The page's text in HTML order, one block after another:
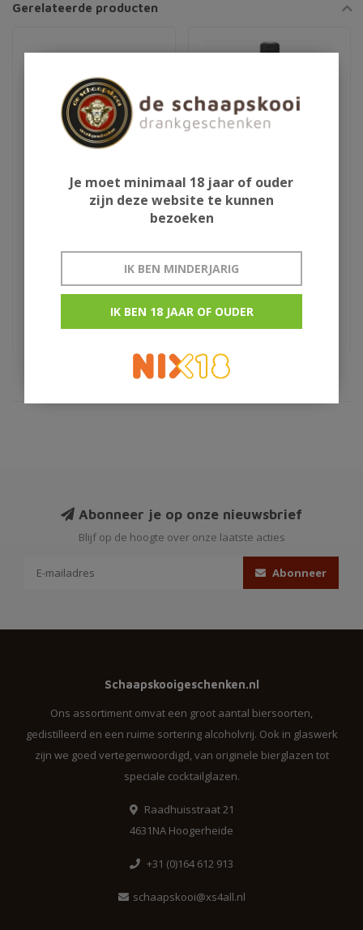
Gerelateerde producten
€399,00
extra anejo original
Blackwell 007
€40,95
Jamaica rum
Abonneer je op onze nieuwsbrief
Blijf op de hoogte over onze laatste acties
Abonneer
Schaapskooigeschenken.nl
Ons assortiment omvat een groot aantal biersoorten,
gedistilleerd en een ruime sortering alcoholvrij. Ook in glaswerk
zijn we goed vertegenwoordigd, van originele bierglazen tot
speciale cocktailglazen.
Raadhuisstraat 21
4631NA Hoogerheide
+31 (0)164 612 913
schaapskooi@xs4all.nl
Je moet minimaal 18 jaar of ouder
zijn deze website te kunnen
bezoeken
IK BEN MINDERJARIG
IK BEN 18 JAAR OF OUDER